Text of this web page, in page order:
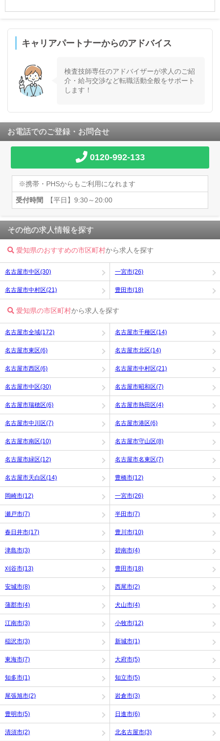
キャリアパートナーからのアドバイス
検査技師専任のアドバイザーが求人のご紹
介・給与交渉など転職活動全般をサポート
します！
お電話でのご登録・お問合せ
0120-992-133
※携帯・PHSからもご利用になれます
受付時間 【平日】9:30～20:00
その他の求人情報を探す
愛知県のおすすめの市区町村から求人を探す
名古屋市中区(30) 一宮市(26)
名古屋市中村区(21) 豊田市(18)
愛知県の市区町村から求人を探す
名古屋市全域(172) 名古屋市千種区(14)
名古屋市東区(6) 名古屋市北区(14)
名古屋市西区(6) 名古屋市中村区(21)
名古屋市中区(30) 名古屋市昭和区(7)
名古屋市瑞穂区(6) 名古屋市熱田区(4)
名古屋市中川区(7) 名古屋市港区(6)
名古屋市南区(10) 名古屋市守山区(8)
名古屋市緑区(12) 名古屋市名東区(7)
名古屋市天白区(14) 豊橋市(12)
岡崎市(12) 一宮市(26)
瀬戸市(7) 半田市(7)
春日井市(17) 豊川市(10)
津島市(3) 碧南市(4)
刈谷市(13) 豊田市(18)
安城市(8) 西尾市(2)
蒲郡市(4) 犬山市(4)
江南市(3) 小牧市(12)
稲沢市(3) 新城市(1)
東海市(7) 大府市(5)
知多市(1) 知立市(5)
尾張旭市(2) 岩倉市(3)
豊明市(5) 日進市(6)
清須市(2) 北名古屋市(3)